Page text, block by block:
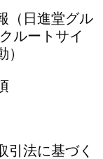
（日進堂グル
ルートサイ
）
引法に基づく